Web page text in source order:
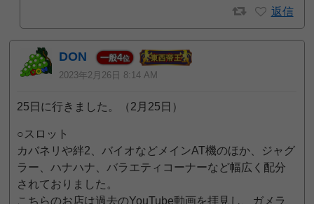
返信
DON 一般4位
2023年2月26日 8:14 AM
25日に行きました。（2月25日）
○スロット
カバネリや絆2、バイオなどメインAT機のほか、ジャグ
ラー、ハナハナ、バラエティコーナーなど幅広く配分
されておりました。
こちらのお店は過去のYouTube動画を拝見し、ガメラ